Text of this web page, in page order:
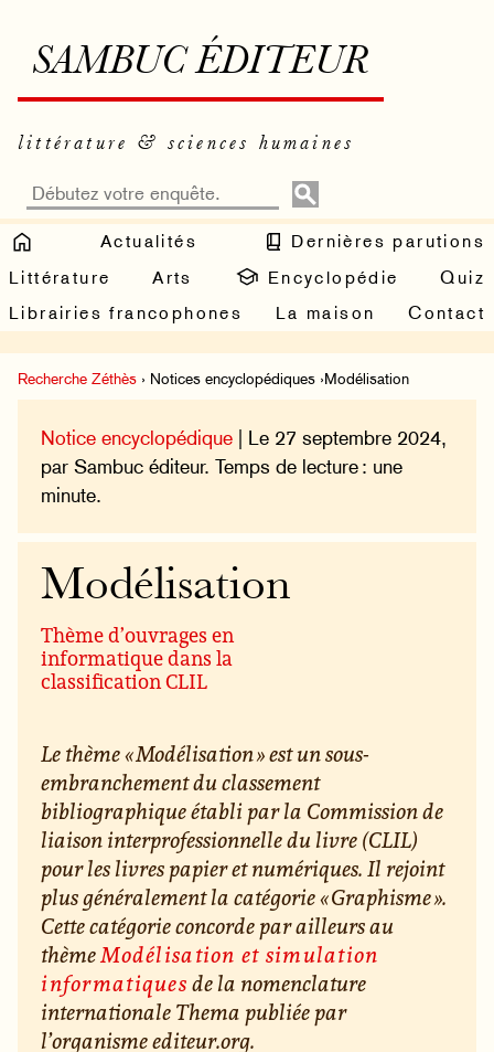
SAMBUC ÉDITEUR
littérature & sciences humaines
Actualités
Dernières parutions
Littérature
Arts Encyclopédie
Quiz
Librairies francophones
La maison Contact
Recherche Zéthès › Notices encyclopédiques ›Modélisation
Notice encyclopédique | Le 27 septembre 2024,
par Sambuc éditeur. Temps de lecture : une
minute.
Modélisation
Thème d’ouvrages en
informatique dans la
classification CLIL
Le thème « Modélisation » est un sous-
embranchement du classement
bibliographique établi par la Commission de
liaison interprofessionnelle du livre (CLIL)
pour les livres papier et numériques. Il rejoint
plus généralement la catégorie « Graphisme ».
Cette catégorie concorde par ailleurs au
thèmeModélisation et simulation
informatiquesde la nomenclature
internationale Thema publiée par
l’organisme editeur.org.